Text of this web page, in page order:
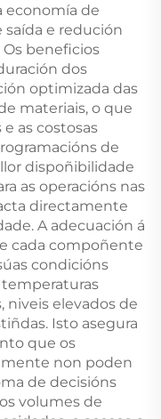
economía de
e redución
beneficios
dos
optimizada das
materiais, o que
as costosas
de
dispoñibilidade
as operacións nas
directamente
A adecuación á
cada compoñente
condicións
temperaturas
niveis elevados de
Isto asegura
que os
non poden
de decisións
volumes de